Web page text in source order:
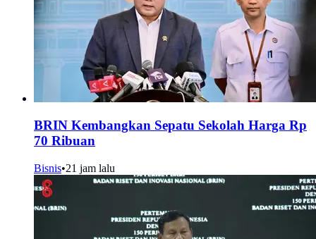
BRIN Kembangkan Sepatu Sekolah Harga Rp
70 Ribuan
Bisnis•21 jam lalu